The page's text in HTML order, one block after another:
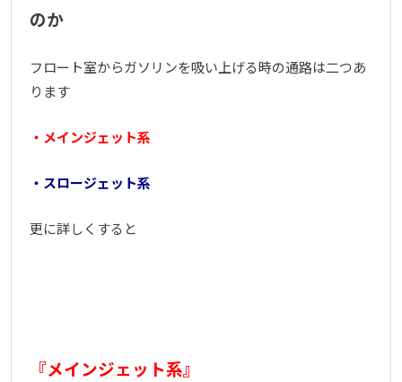
のか
フロート室からガソリンを吸い上げる時の通路は二つあ
ります
・メインジェット系
・スロージェット系
更に詳しくすると
『メインジェット系』